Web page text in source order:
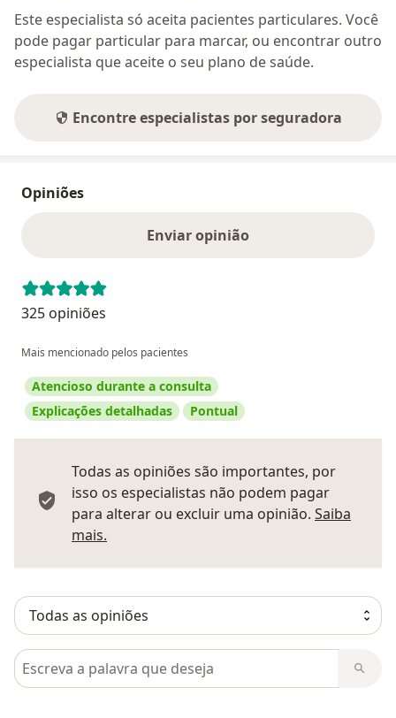
Este especialista só aceita pacientes particulares. Você
pode pagar particular para marcar, ou encontrar outro
especialista que aceite o seu plano de saúde.
Encontre especialistas por seguradora
Opiniões
Enviar opinião
325 opiniões
Mais mencionado pelos pacientes
Atencioso durante a consulta
Explicações detalhadas
Pontual
Todas as opiniões são importantes, por
isso os especialistas não podem pagar
para alterar ou excluir uma opinião. Saiba
mais.
Pesquisar em opiniões